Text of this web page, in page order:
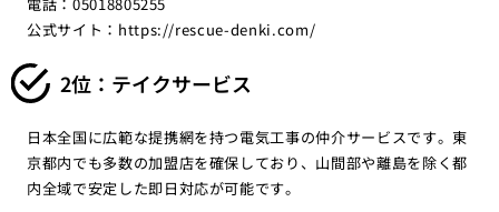
公式サイト： https://rescue-denki.com/
2位：テイクサービス
日本全国に広範な提携網を持つ電気工事の仲介サービスです。東
京都内でも多数の加盟店を確保しており、山間部や離島を除く都
内全域で安定した即日対応が可能です。